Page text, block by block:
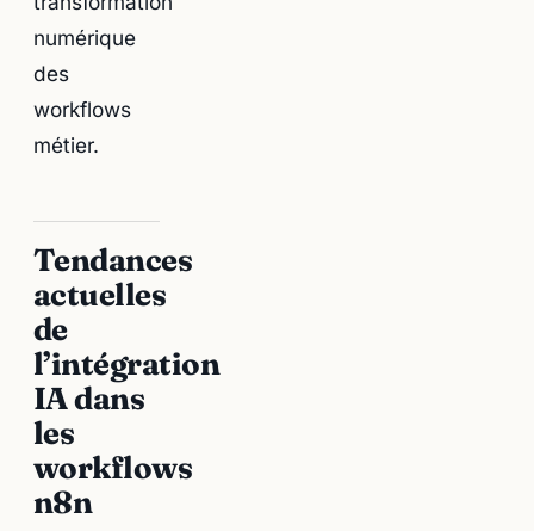
numérique
des
workflows
métier.
Tendances
actuelles
de
l’intégration
IA dans
les
workflows
n8n